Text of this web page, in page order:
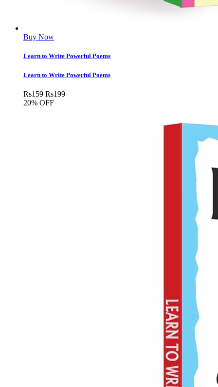
Buy Now
Learn to Write Powerful Poems
Learn to Write Powerful Poems
Rs159 Rs199
20% OFF